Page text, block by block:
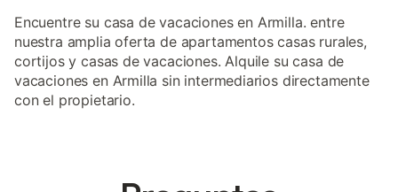
Encuentre su casa de vacaciones en Armilla. entre
nuestra amplia oferta de apartamentos casas rurales,
cortijos y casas de vacaciones. Alquile su casa de
vacaciones en Armilla sin intermediarios directamente
con el propietario.